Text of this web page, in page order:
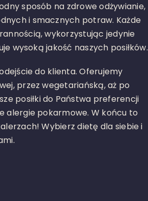
sposób na zdrowe odżywianie,
i smacznych potraw. Każde
wykorzystując jedynie
wysoką jakość naszych posiłków.
do klienta. Oferujemy
przez wegetariańską, aż po
posiłki do Państwa preferencji
alergie pokarmowe. W końcu to
Wybierz dietę dla siebie i